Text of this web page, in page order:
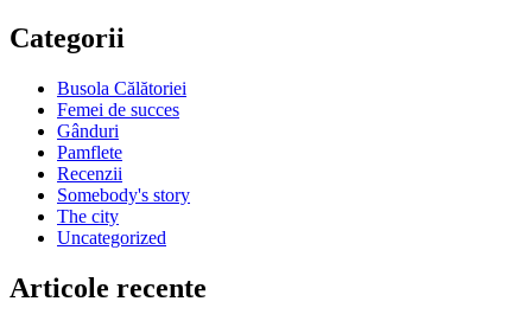
Categorii
Busola Călătoriei
Femei de succes
Gânduri
Pamflete
Recenzii
Somebody's story
The city
Uncategorized
Articole recente